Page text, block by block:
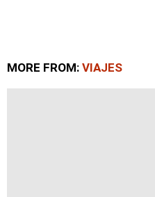
MORE FROM: VIAJES